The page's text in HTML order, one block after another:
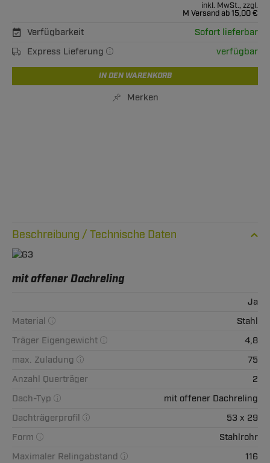
inkl. MwSt., zzgl.
M Versand ab 15,00 €
Verfügbarkeit
Sofort lieferbar
Express Lieferung
verfügbar
IN DEN WARENKORB
Merken
Technische Daten
mit offener Dachreling
Ja
Material
Stahl
Träger Eigengewicht
4,8
max. Zuladung
75
Anzahl Querträger
2
Dach-Typ
mit offener Dachreling
Dachträgerprofil
53 x 29
Form
Stahlrohr
Maximaler Relingabstand
116